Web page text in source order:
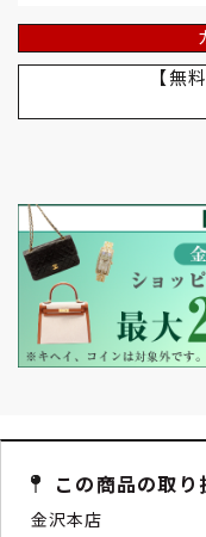
【無
この商品の取り
金沢本店